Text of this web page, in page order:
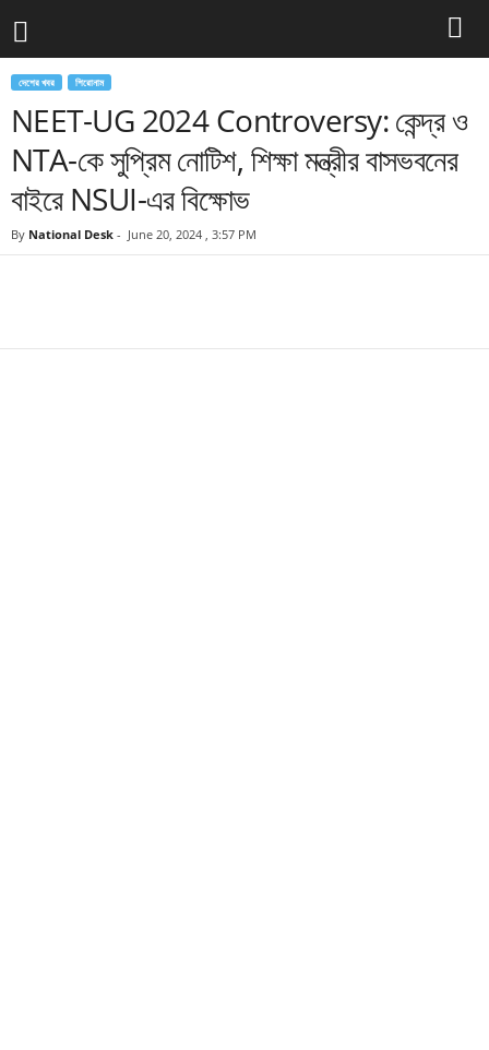
দেশের খবর শিরোনাম
NEET-UG 2024 Controversy: কেন্দ্র ও
NTA-কে সুপ্রিম নোটিশ, শিক্ষা মন্ত্রীর বাসভবনের
বাইরে NSUI-এর বিক্ষোভ
By National Desk - June 20, 2024 , 3:57 PM